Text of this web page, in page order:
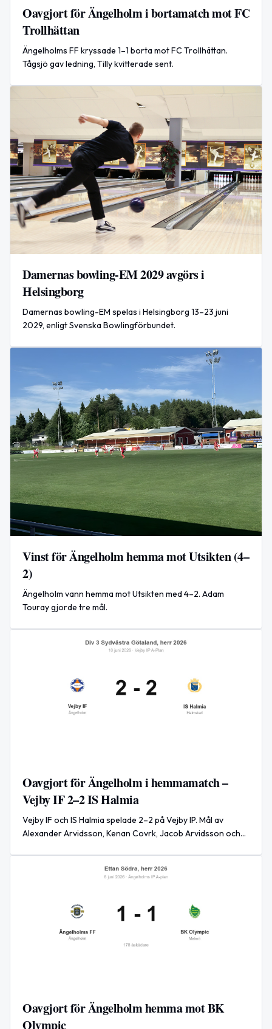
Oavgjort för Ängelholm i bortamatch mot FC
Trollhättan
Ängelholms FF kryssade 1–1 borta mot FC Trollhättan.
Tågsjö gav ledning, Tilly kvitterade sent.
Damernas bowling-EM 2029 avgörs i
Helsingborg
Damernas bowling-EM spelas i Helsingborg 13–23 juni
2029, enligt Svenska Bowlingförbundet.
Vinst för Ängelholm hemma mot Utsikten (4–
2)
Ängelholm vann hemma mot Utsikten med 4–2. Adam
Touray gjorde tre mål.
Oavgjort för Ängelholm i hemmamatch –
Vejby IF 2–2 IS Halmia
Vejby IF och IS Halmia spelade 2–2 på Vejby IP. Mål av
Alexander Arvidsson, Kenan Covrk, Jacob Arvidsson och
Oavgjort för Ängelholm hemma mot BK
Olympic